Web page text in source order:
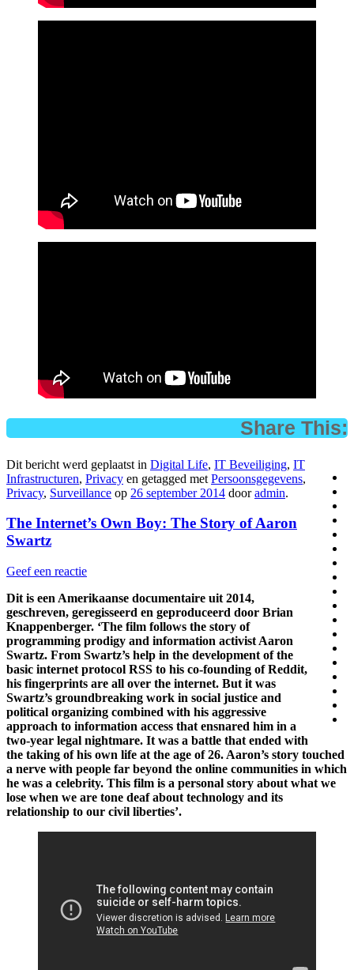
Share This:
Dit bericht werd geplaatst in Digital Life, IT Beveiliging, IT
Infrastructuren, Privacy en getagged met Persoonsgegevens,
Privacy, Surveillance op 26 september 2014 dooradmin.
The Internet’s Own Boy: The Story of Aaron
Swartz
Geef een reactie
Dit is een Amerikaanse documentaire uit 2014,
geschreven, geregisseerd en geproduceerd door Brian
Knappenberger. ‘The film follows the story of
programming prodigy and information activist Aaron
Swartz. From Swartz’s help in the development of the
basic internet protocol RSS to his co-founding of Reddit,
his fingerprints are all over the internet. But it was
Swartz’s groundbreaking work in social justice and
political organizing combined with his aggressive
approach to information access that ensnared him in a
two-year legal nightmare. It was a battle that ended with
the taking of his own life at the age of 26. Aaron’s story touched
a nerve with people far beyond the online communities in which
he was a celebrity. This film is a personal story about what we
lose when we are tone deaf about technology and its
relationship to our civil liberties’.